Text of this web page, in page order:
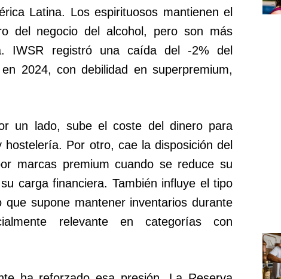
Latina. Los espirituosos mantienen el
del negocio del alcohol, pero son más
IWSR registró una caída del -2% del
2024, con debilidad en superpremium,
un lado, sube el coste del dinero para
hostelería. Por otro, cae la disposición del
marcas premium cuando se reduce su
carga financiera. También influye el tipo
supone mantener inventarios durante
relevante en categorías con